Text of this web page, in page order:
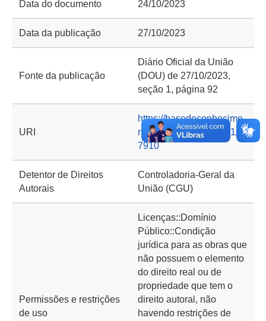
Data do documento 24/10/2023
Data da publicação 27/10/2023
Fonte da publicação
Diário Oficial da União
(DOU) de 27/10/2023,
seção 1, página 92
URI
https://basedeconhecime
nto.cgu.gov.br/handle/1/1
7910
Detentor de Direitos
Autorais
Controladoria-Geral da
União (CGU)
Permissões e restrições
de uso
Licenças::Domínio
Público::Condição
jurídica para as obras que
não possuem o elemento
do direito real ou de
propriedade que tem o
direito autoral, não
havendo restrições de